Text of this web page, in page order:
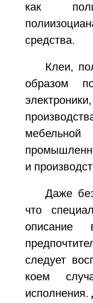
как
средства.
Клеи,
образом
и
Даже
что
следует
коем
исполнения.